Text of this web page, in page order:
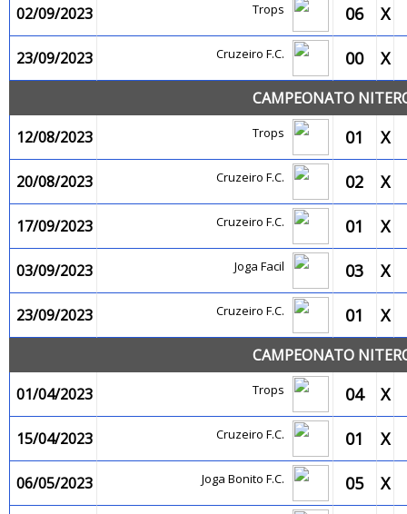
02/09/2023 Trops 06 X
23/09/2023 Cruzeiro F.C. 00 X
CAMPEONATO
12/08/2023
Trops 01 X
20/08/2023 Cruzeiro F.C. 02 X
17/09/2023 Cruzeiro F.C. 01 X
03/09/2023 Joga Facil 03 X
23/09/2023 Cruzeiro F.C. 01 X
CAMPEONATO
01/04/2023
Trops 04 X
15/04/2023 Cruzeiro F.C. 01 X
06/05/2023 Joga Bonito F.C. 05 X